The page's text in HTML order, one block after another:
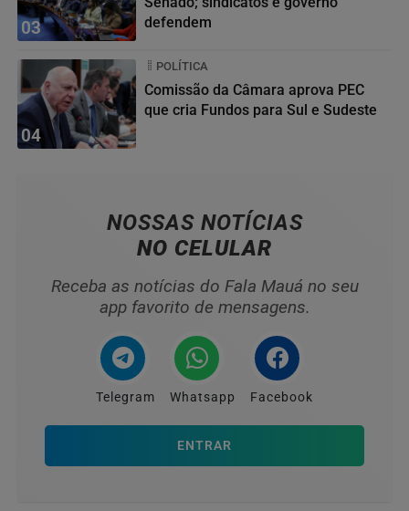
03
defendem
04
POLÍTICA
Comissão da Câmara aprova PEC
que cria Fundos para Sul e Sudeste
NOSSAS NOTÍCIAS
NO CELULAR
Receba as notícias do Fala Mauá no seu
app favorito de mensagens.
Telegram Whatsapp Facebook
ENTRAR